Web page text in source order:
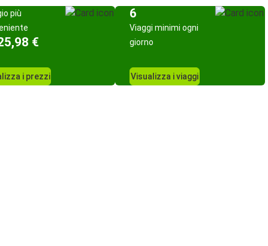
più
€
i prezzi
6
Viaggi minimi ogni
giorno
Visualizza i viaggi